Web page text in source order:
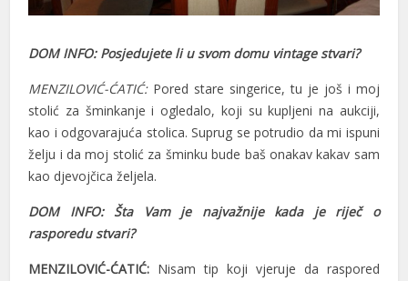
DOM INFO: Posjedujete li u svom domu vintage stvari?
MENZILOVIĆ-ĆATIĆ:Pored stare singerice, tu je još i moj
stolić za šminkanje i ogledalo, koji su kupljeni na aukciji,
kao i odgovarajuća stolica. Suprug se potrudio da mi ispuni
želju i da moj stolić za šminku bude baš onakav kakav sam
kao djevojčica željela.
DOM INFO: Šta Vam je najvažnije kada je riječ o
rasporedu stvari?
MENZILOVIĆ-ĆATIĆ: Nisam tip koji vjeruje da raspored